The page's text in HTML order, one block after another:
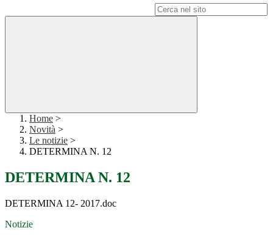
Home >
Novità >
Le notizie >
DETERMINA N. 12
DETERMINA N. 12
DETERMINA 12- 2017.doc
Notizie